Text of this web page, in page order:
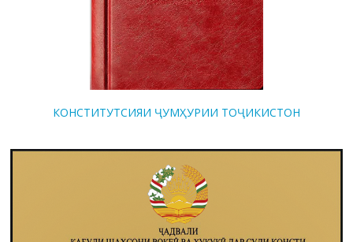
КОНСТИТУТСИЯИ ҶУМҲУРИИ ТОҶИКИСТОН